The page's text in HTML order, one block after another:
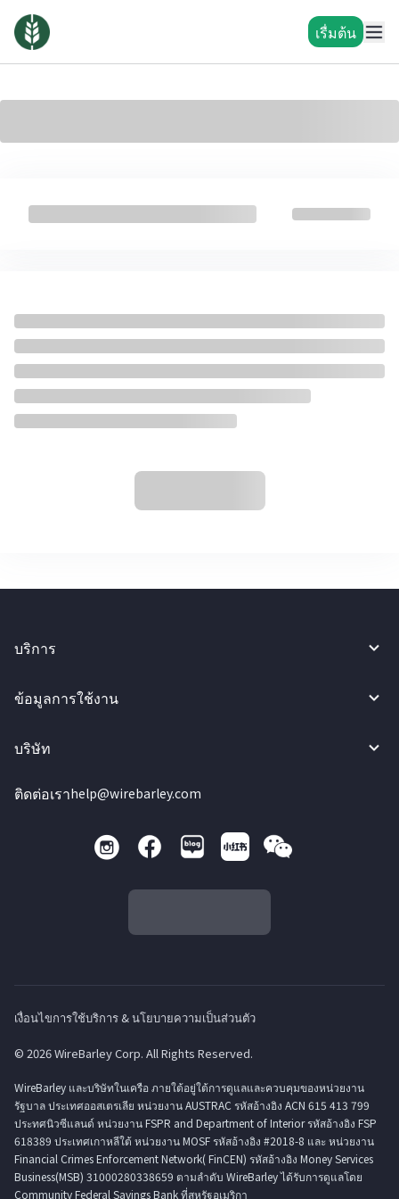
เรื่มต้น
บริการ
ข้อมูลการใช้งาน
บริษัท
ติดต่อเราhelp@wirebarley.com
เงื่อนไขการใช้บริการ & นโยบายความเป็นส่วนตัว
© 2026 WireBarley Corp. All Rights Reserved.
WireBarley และบริษัทในเครือ ภายใต้อยู่ใต้การดูแลและควบคุมของหน่วยงาน
รัฐบาล ประเทศออสเตรเลีย หน่วยงาน AUSTRAC รหัสอ้างอิง ACN 615 413 799
ประทศนิวซีแลนด์ หน่วยงาน FSPR and Department of Interior รหัสอ้างอิง FSP
618389 ประเทศเกาหลีใต้ หน่วยงาน MOSF รหัสอ้างอิง #2018-8 และ หน่วยงาน
Financial Crimes Enforcement Network( FinCEN) รหัสอ้างอิง Money Services
Business(MSB) 31000280338659 ตามลำดับ WireBarley ได้รับการดูแลโดย
Community Federal Savings Bank ที่สหรัฐอเมริกา